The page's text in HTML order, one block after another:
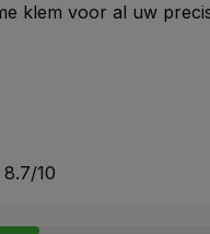
klem voor al uw
8.7/10